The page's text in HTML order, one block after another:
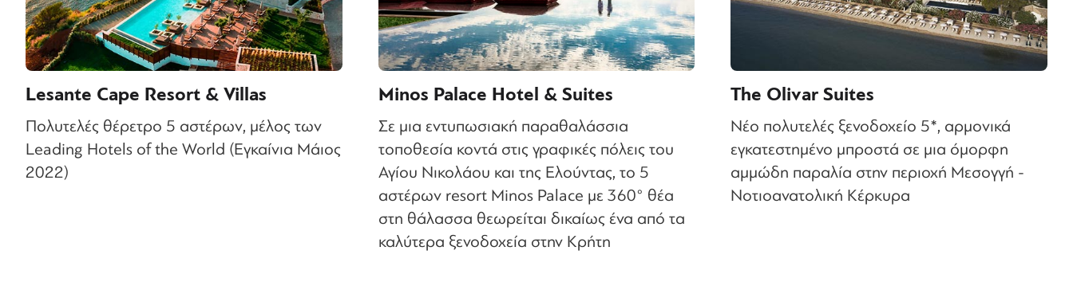
Lesante Cape Resort & Villas
Πολυτελές θέρετρο 5 αστέρων, μέλος των
Leading Hotels of the World (Εγκαίνια Μάιος
2022)
Minos Palace Hotel & Suites
Σε μια εντυπωσιακή παραθαλάσσια
τοποθεσία κοντά στις γραφικές πόλεις του
Αγίου Νικολάου και της Ελούντας, το 5
αστέρων resort Minos Palace με 360° θέα
στη θάλασσα θεωρείται δικαίως ένα από τα
καλύτερα ξενοδοχεία στην Κρήτη
The Olivar Suites
Νέο πολυτελές ξενοδοχείο 5*, αρμονικά
εγκατεστημένο μπροστά σε μια όμορφη
αμμώδη παραλία στην περιοχή Μεσογγή -
Νοτιοανατολική Κέρκυρα